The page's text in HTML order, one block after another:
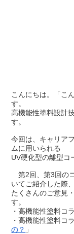
こんにちは。「こ
す。
高機能性塗料設計
す。
今回は、キャリア
ムに用いられる
UV硬化型の離型コ
第2回、第3回の
いてご紹介した際、
たくさんのご意見
す。
・高機能性塗料コ
・高機能性塗料コ
の？ 」